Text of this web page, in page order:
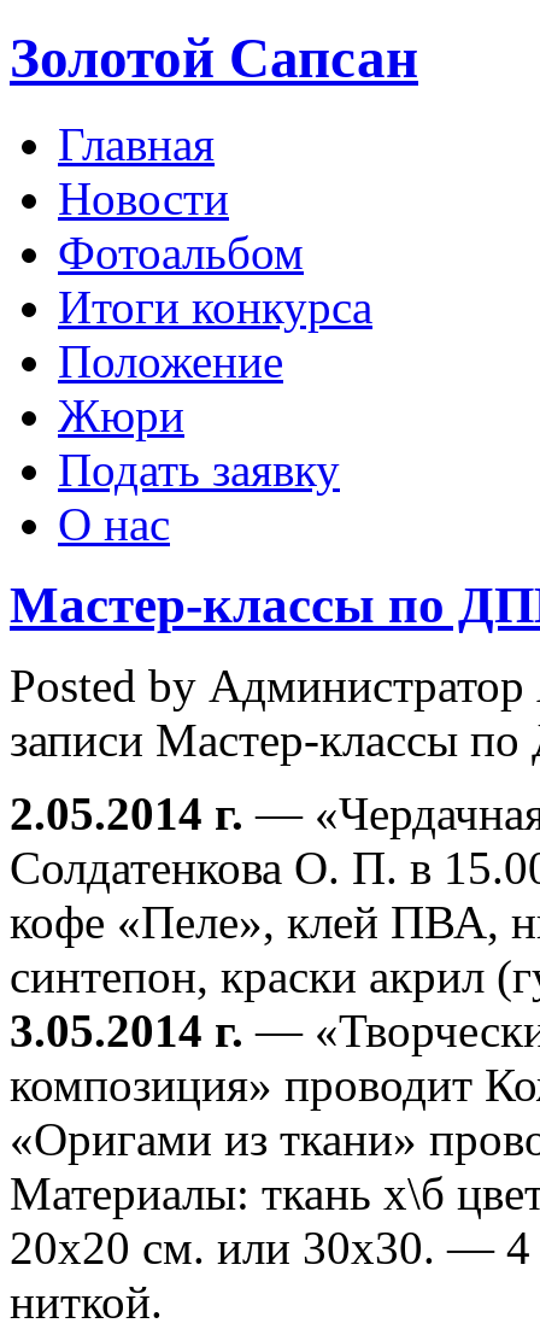
Золотой Сапсан
Главная
Новости
Фотоальбом
Итоги конкурса
Положение
Жюри
Подать заявку
О нас
Мастер-классы по
Posted by Администратор
записи Мастер-классы
2.05.2014 г. —
Солдатенкова О. П. в
кофе «Пеле», клей ПВА,
синтепон, краски акрил
3.05.2014 г. —
композиция» проводит
«Оригами из ткани»
Материалы: ткань х\б
20х20 см. или 30х30. —
ниткой.